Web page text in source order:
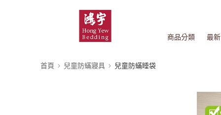
商品分類 最
首頁 兒童防蟎寢具 兒童防蟎睡袋